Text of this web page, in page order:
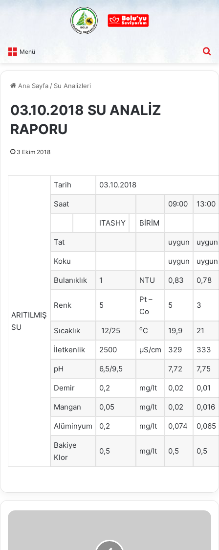
Menü
Ana Sayfa / Su Analizleri
03.10.2018 SU ANALİZ
RAPORU
3 Ekim 2018
ARITILMIŞ
SU
Tarih 03.10.2018
Saat 09:00 13:00
ITASHY BİRİM
Tat uygun uygun
Koku uygun uygun
Bulanıklık 1 NTU 0,83 0,78
Renk 5
Pt –
Co
5 3
Sıcaklık 12/25 oC 19,9 21
İletkenlik 2500 μS/cm 329 333
pH 6,5/9,5 7,72 7,75
Demir 0,2 mg/lt 0,02 0,01
Mangan 0,05 mg/lt 0,02 0,016
Alüminyum 0,2 mg/lt 0,074 0,065
Bakiye
Klor
0,5 mg/lt 0,5 0,5
03.10.2018